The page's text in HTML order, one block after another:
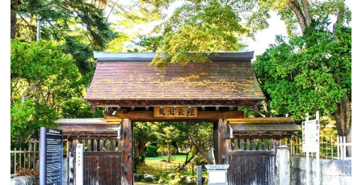
プライバシーポリシー
お問合せ
免責事項
不具合・報告事項
記事掲載基準
運営